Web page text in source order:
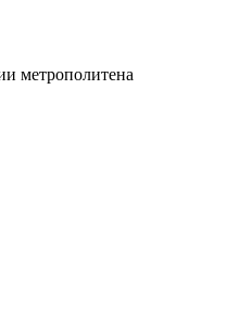
метрополитена